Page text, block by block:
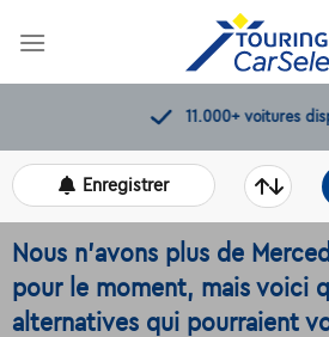
11.000+voitures
Enregistrer
Nous n'avons plus de
pour le moment, mais voici
alternatives qui pourraient